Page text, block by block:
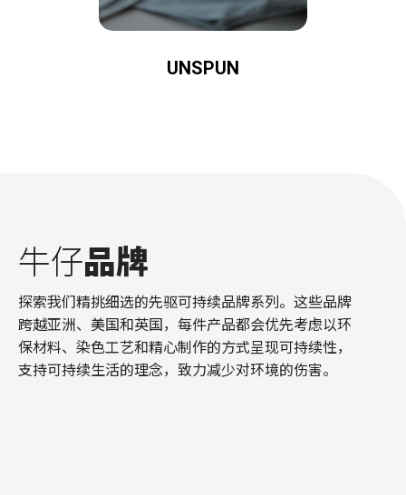
UNSPUN
牛仔品牌
探索我们精挑细选的先驱可持续品牌系列。这些品牌
跨越亚洲、美国和英国，每件产品都会优先考虑以环
保材料、染色工艺和精心制作的方式呈现可持续性，
支持可持续生活的理念，致力减少对环境的伤害。